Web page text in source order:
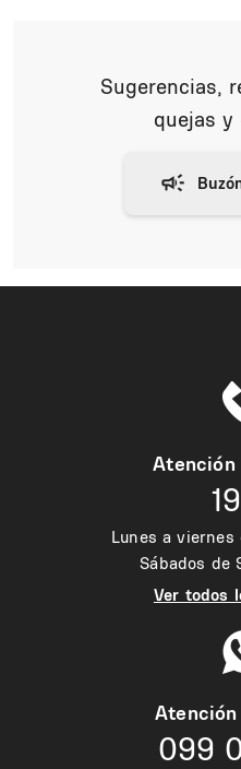
Sugerencias,
quejas y
Lunes a
Sábados de
Ver todos
099